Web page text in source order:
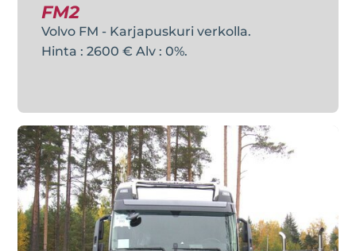
FM2
Volvo FM - Karjapuskuri verkolla.
Hinta : 2600 € Alv : 0%.